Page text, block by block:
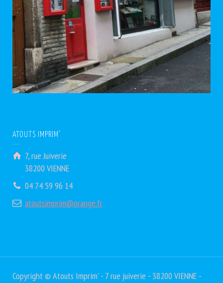
ATOUTS IMPRIM’
7, rue Juiverie
38200 VIENNE
04 74 59 96 14
atoutsimprim@orange.fr
Copyright © Atouts Imprim' - 7 rue juiverie - 38200 VIENNE -